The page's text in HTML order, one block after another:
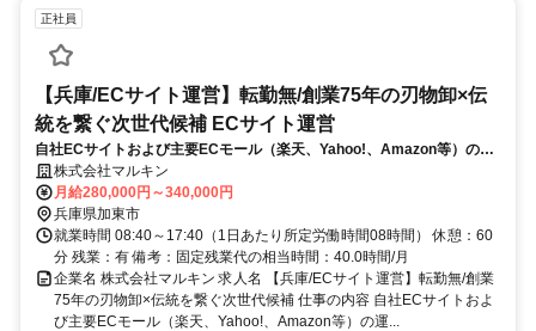
正社員
【兵庫/ECサイト運営】転勤無/創業75年の刃物卸×伝
統を繋ぐ次世代候補 ECサイト運営
自社ECサイトおよび主要ECモール（楽天、Yahoo!、Amazon等）の運
営管理を主軸に、データ分析に基づく国内販売戦略の立案・実行、商品
企画の支援まで、国内EC事業の拡大を幅広く担っていただきます。
株式会社マルキン
月給280,000円～340,000円
兵庫県加東市
就業時間 08:40～17:40（1日あたり所定労働時間08時間） 休憩：60
分 残業：有 備考：固定残業代の相当時間：40.0時間/月
企業名 株式会社マルキン 求人名 【兵庫/ECサイト運営】転勤無/創業
75年の刃物卸×伝統を繋ぐ次世代候補 仕事の内容 自社ECサイトおよ
び主要ECモール（楽天、Yahoo!、Amazon等）の運...